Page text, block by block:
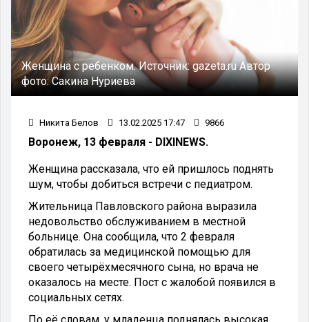
Женщина с ребенком.Источник:gazeta.ruАвтор
фото:Сакина Нуриева
Никита Белов 13.02.2025 17:47 9866
Воронеж, 13 февраля - DIXINEWS.
Женщина рассказала, что ей пришлось поднять
шум, чтобы добиться встречи с педиатром.
Жительница Павловского района выразила
недовольство обслуживанием в местной
больнице. Она сообщила, что 2 февраля
обратилась за медицинской помощью для
своего четырёхмесячного сына, но врача не
оказалось на месте. Пост с жалобой появился в
социальных сетях.